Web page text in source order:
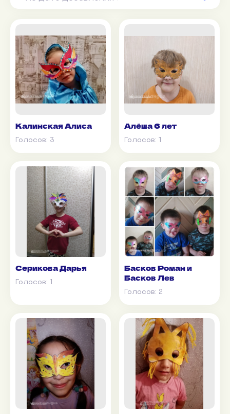
Калинская Алиса
Голосов: 3
Алёша 6 лет
Голосов: 1
Серикова Дарья
Голосов: 1
Басков Роман и
Басков Лев
Голосов: 2